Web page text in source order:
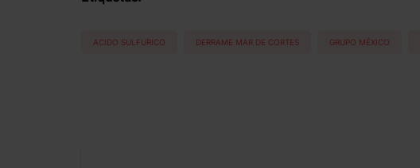
ACIDO SULFURICO DERRAME MAR DE CORTES GRUPO MÉXICO